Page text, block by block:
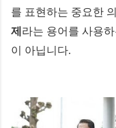
를 표현하는 중요한
제 라는 용어를 사용
이 아닙니다.